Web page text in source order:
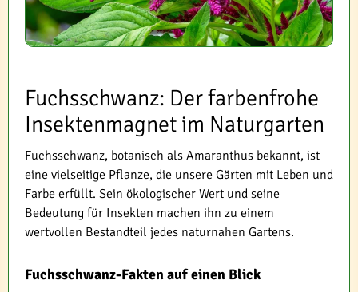
Fuchsschwanz: Der farbenfrohe
Insektenmagnet im Naturgarten
Fuchsschwanz, botanisch als Amaranthus bekannt, ist
eine vielseitige Pflanze, die unsere Gärten mit Leben und
Farbe erfüllt. Sein ökologischer Wert und seine
Bedeutung für Insekten machen ihn zu einem
wertvollen Bestandteil jedes naturnahen Gartens.
Fuchsschwanz-Fakten auf einen Blick